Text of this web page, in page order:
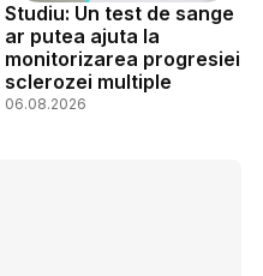
Studiu: Un test de sange
ar putea ajuta la
monitorizarea progresiei
sclerozei multiple
06.08.2026